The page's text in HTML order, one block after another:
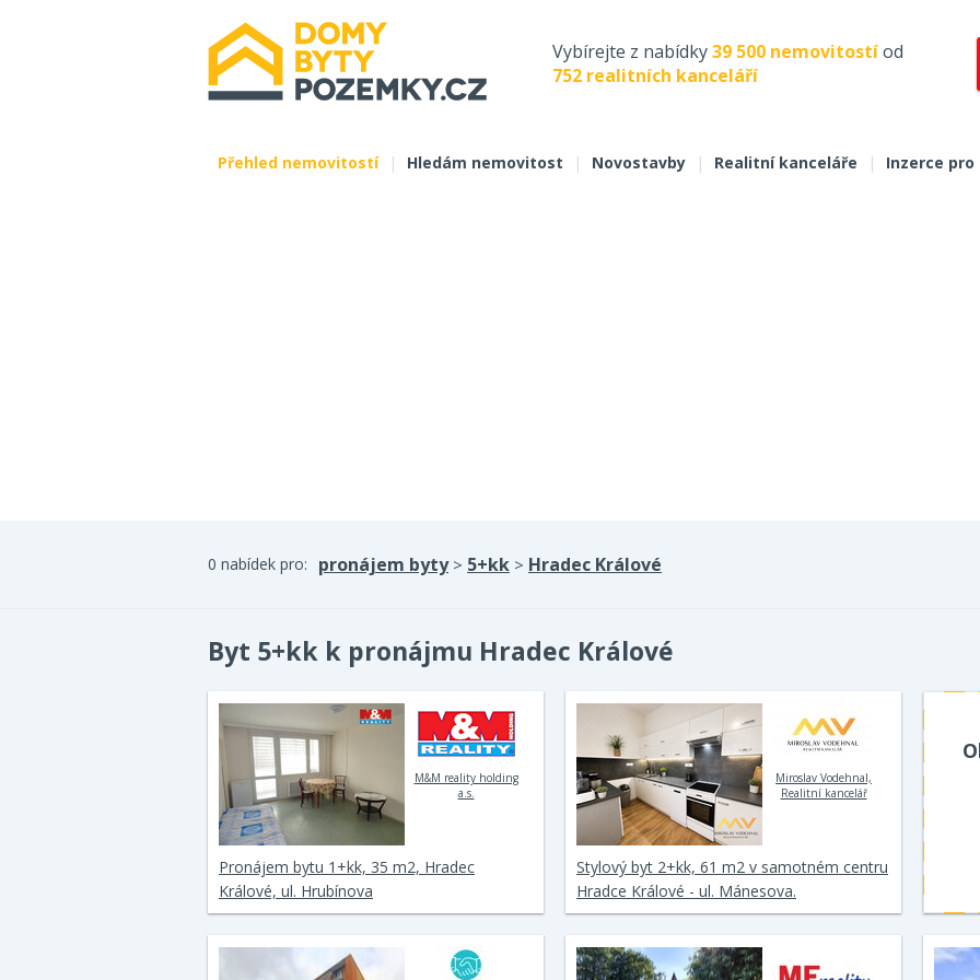
Vybírejte z nabídky39 500 nemovitostíod
752 realitních kanceláří
Přehled nemovitostí | Hledám nemovitost | Novostavby | Realitní kanceláře | Inzerce pro
0 nabídek pro: pronájem byty> 5+kk > Hradec Králové
Byt 5+kk k pronájmu Hradec Králové
M&M reality holding
a.s.
Pronájem bytu 1+kk, 35 m2, Hradec
Králové, ul. Hrubínova
Miroslav Vodehnal,
Realitní kancelář
Stylový byt 2+kk, 61 m2 v samotném centru
Hradce Králové - ul. Mánesova.